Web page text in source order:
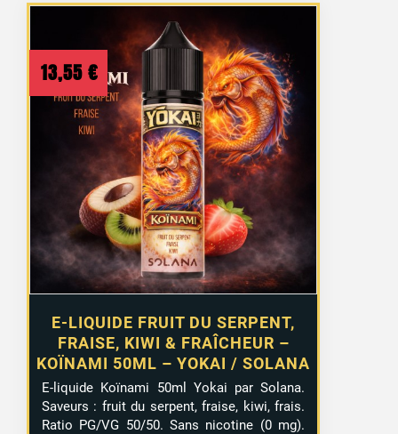
E-LIQUIDE FRUIT DU SERPENT,
FRAISE, KIWI & FRAÎCHEUR –
KOÏNAMI 50ML – YOKAI / SOLANA
13,55 €
E-liquide Koïnami 50ml Yokai par Solana.
Saveurs : fruit du serpent, fraise, kiwi, frais.
Ratio PG/VG 50/50. Sans nicotine (0 mg).